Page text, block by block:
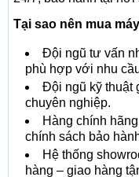
Tại sao nên mua
Đội ngũ tư vấn
phù hợp với nhu
Đội ngũ kỹ thuật
chuyên nghiệp.
Hàng chính
chính sách bảo
Hệ thống
hàng – giao hàng